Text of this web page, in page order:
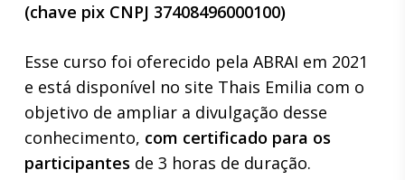
(chave pix CNPJ 37408496000100)
Esse curso foi oferecido pela ABRAI em 2021
e está disponível no site Thais Emilia com o
objetivo de ampliar a divulgação desse
conhecimento, com certificado para os
participantes de 3 horas de duração.